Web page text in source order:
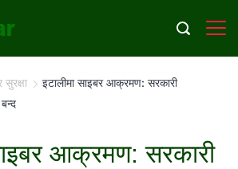
सुरक्षा
इटालीमा साइबर आक्रमण: सरकारी
आक्रमण: सरकारी